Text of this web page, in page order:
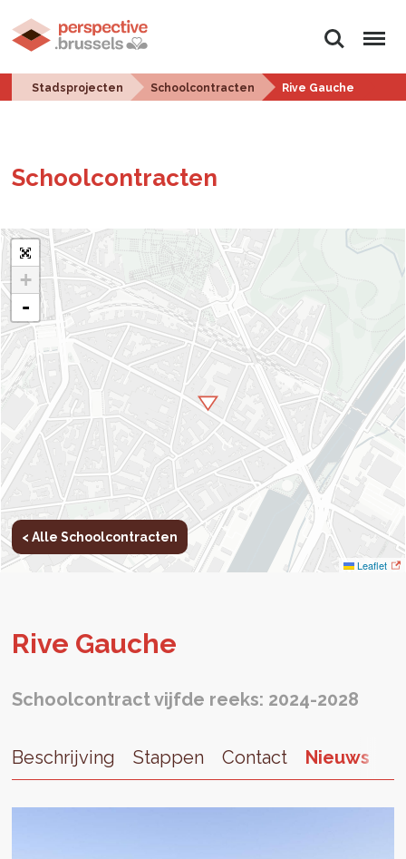
Zoeken Menu
Stadsprojecten Schoolcontracten Rive Gauche
School­con­trac­ten
+
-
Leaflet
< Alle Schoolcontracten
Rive Gau­che
Schoolcontract vijfde reeks: 2024-2028
Beschrijving Stappen Contact Nieuws